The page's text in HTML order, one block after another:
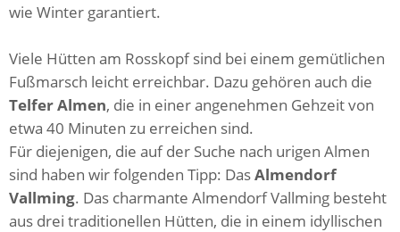
wie Winter garantiert.
Viele Hütten am Rosskopf sind bei einem gemütlichen
Fußmarsch leicht erreichbar. Dazu gehören auch die
Telfer Almen, die in einer angenehmen Gehzeit von
etwa 40 Minuten zu erreichen sind.
Für diejenigen, die auf der Suche nach urigen Almen
sind haben wir folgenden Tipp: DasAlmendorf
Vallming. Das charmante Almendorf Vallming besteht
aus drei traditionellen Hütten, die in einem idyllischen